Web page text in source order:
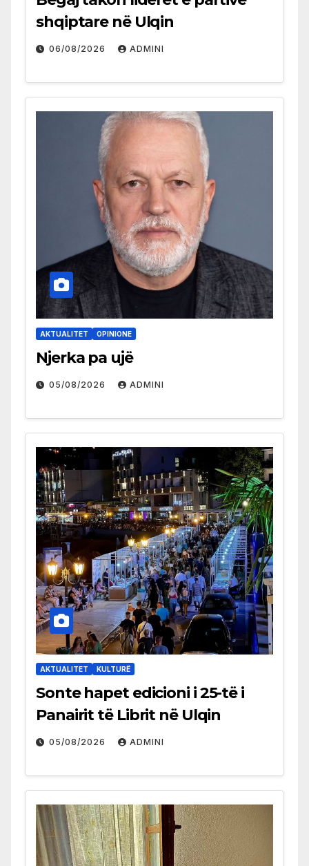
shqiptare në Ulqin
06/08/2026 ADMINI
AKTUALITET OPINIONE
Njerka pa ujë
05/08/2026 ADMINI
AKTUALITET KULTURË
Sonte hapet edicioni i 25-të i
Panairit të Librit në Ulqin
05/08/2026 ADMINI